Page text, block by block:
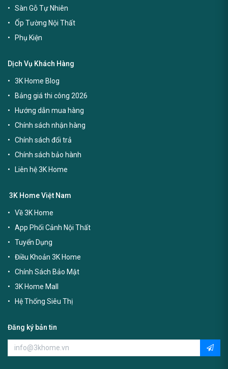
Sàn Gỗ Tự Nhiên
Ốp Tường Nội Thất
Phụ Kiện
Dịch Vụ Khách Hàng
3K Home Blog
Bảng giá thi công 2026
Hướng dẫn mua hàng
Chính sách nhận hàng
Chính sách đổi trả
Chính sách bảo hành
Liên hệ 3K Home
3K Home Việt Nam
Về 3K Home
App Phối Cảnh Nội Thất
Tuyển Dụng
Điều Khoản 3K Home
Chính Sách Bảo Mật
3K Home Mall
Hệ Thống Siêu Thị
Đăng ký bản tin